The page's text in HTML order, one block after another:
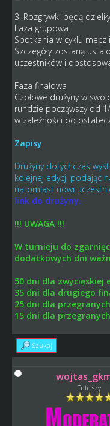
3. Rozgrywki będą
Faza grupowa
Spotkania w cyklu mecz
Szczegóły zostaną
uczestników i
Faza finałowa
Czołowe drużyny w
rundzie począwszy od
w zależności od
Zapisy
Drużyny dotychczas
kolejnej edycji podając
natomiast nowi
link do drużyny.
!!! UWAGA !!!
W turnieju do
dodatkowych dni
50 dni dla zwycięskiej
35 dni dla drugiego
25 dni dla
15 dni dla
Szukaj
Tutejszy